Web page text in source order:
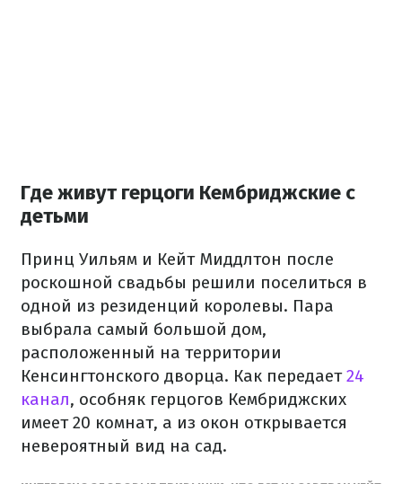
Где живут герцоги Кембриджские с
детьми
Принц Уильям и Кейт Миддлтон после
роскошной свадьбы решили поселиться в
одной из резиденций королевы. Пара
выбрала самый большой дом,
расположенный на территории
Кенсингтонского дворца. Как передает24
канал, особняк герцогов Кембриджских
имеет 20 комнат, а из окон открывается
невероятный вид на сад.